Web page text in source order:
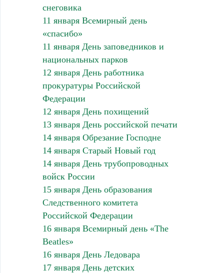
снеговика
11 января Всемирный день
«спасибо»
11 января День заповедников и
национальных парков
12 января День работника
прокуратуры Российской
Федерации
12 января День похищений
13 января День российской печати
14 января Обрезание Господне
14 января Старый Новый год
14 января День трубопроводных
войск России
15 января День образования
Следственного комитета
Российской Федерации
16 января Всемирный день «The
Beatles»
16 января День Ледовара
17 января День детских